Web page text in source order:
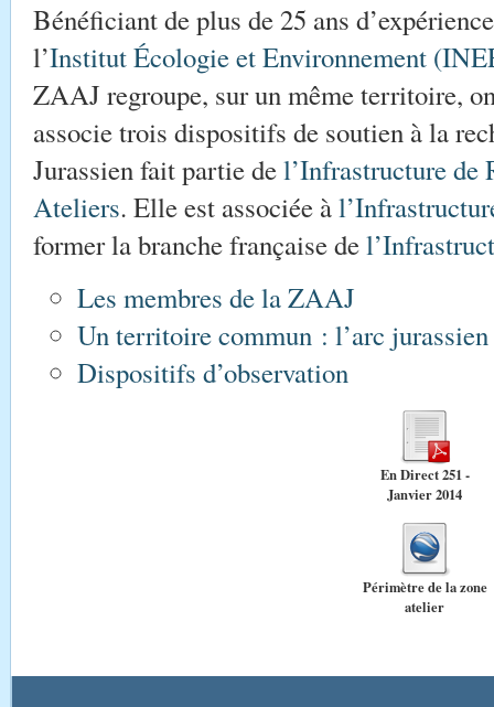
Bénéficiant de plus de 25 ans
l’Institut Écologie et Environnement
ZAAJ regroupe, sur un même territoire,
associe trois dispositifs de soutien à la
Jurassien fait partie del’Infrastructure de
Ateliers. Elle est associée à
former la branche française de
Les membres de la ZAAJ
Un territoire commun : l’arc jurassien
Dispositifs d’observation
En Direct 251 -
Janvier 2014
Périmètre de la zone
atelier